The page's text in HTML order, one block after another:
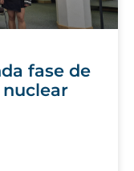
fase de